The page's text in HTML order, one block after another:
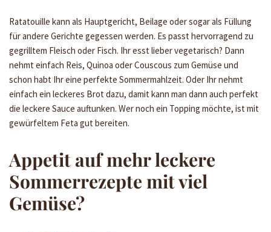
Ratatouille kann als Hauptgericht, Beilage oder sogar als Füllung
für andere Gerichte gegessen werden. Es passt hervorragend zu
gegrilltem Fleisch oder Fisch. Ihr esst lieber vegetarisch? Dann
nehmt einfach Reis, Quinoa oder Couscous zum Gemüse und
schon habt Ihr eine perfekte Sommermahlzeit. Oder Ihr nehmt
einfach ein leckeres Brot dazu, damit kann man dann auch perfekt
die leckere Sauce auftunken. Wer noch ein Topping möchte, ist mit
gewürfeltem Feta gut bereiten.
Appetit auf mehr leckere
Sommerrezepte mit viel
Gemüse?